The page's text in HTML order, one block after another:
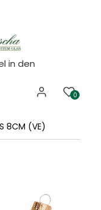
in den
0
8CM (VE)